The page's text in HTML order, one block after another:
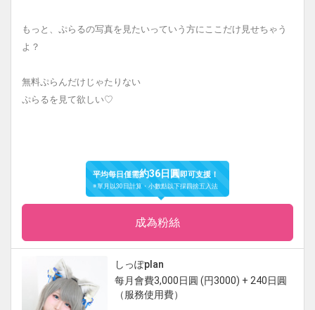
もっと、ぷらるの写真を見たいっていう方にここだけ見せちゃう
よ？
無料ぷらんだけじゃたりない
ぷらるを見て欲しい♡
平均每日僅需約36日圓即可支援！
※單月以30日計算・小數點以下採四捨五入法
成為粉絲
しっぽplan
每月會費3,000日圓 (円3000) + 240日圓
（服務使用費）